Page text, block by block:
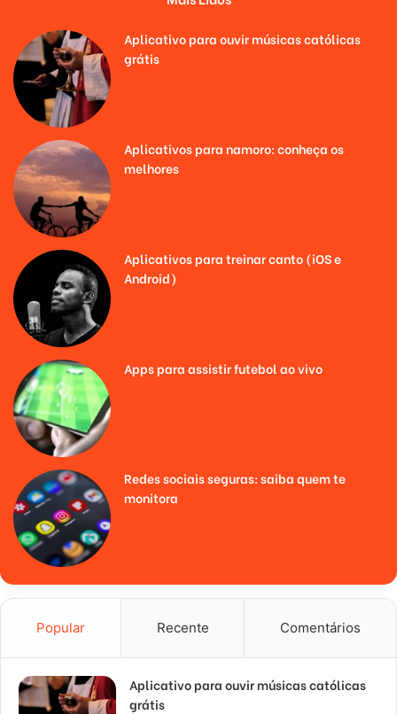
Aplicativo para ouvir músicas católicas
grátis
Aplicativos para namoro: conheça os
melhores
Aplicativos para treinar canto (iOS e
Android)
Apps para assistir futebol ao vivo
Redes sociais seguras: saiba quem te
monitora
Popular Recente Comentários
Aplicativo para ouvir músicas católicas
grátis